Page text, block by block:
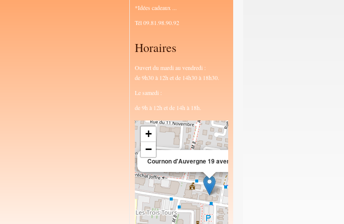
*Idées cadeaux ...
Tél 09.81.98.90.92
Horaires
Ouvert du mardi au vendredi :
de 9h30 à 12h et de 14h30 à 18h30.
Le samedi :
de 9h à 12h et de 14h à 18h.
Cournon d'Auvergne 19 avenue des Dômes
+
−